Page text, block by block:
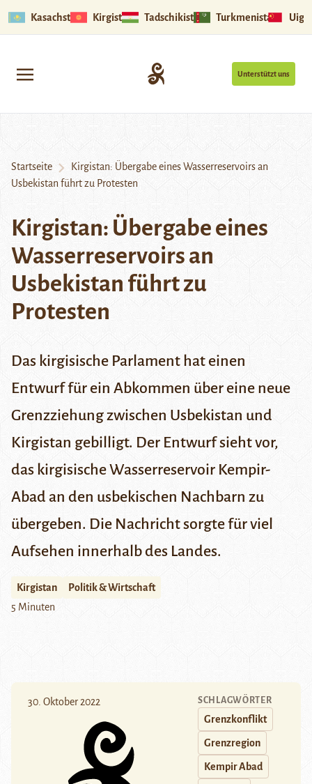
Kasachstan Kirgistan Tadschikistan Turkmenistan
Unterstützt uns
Startseite
Kirgistan: Übergabe eines Wasserreservoirs an
Usbekistan führt zu Protesten
Kirgistan: Übergabe eines
Wasserreservoirs an
Usbekistan führt zu
Protesten
Das kirgisische Parlament hat einen
Entwurf für ein Abkommen über eine neue
Grenzziehung zwischen Usbekistan und
Kirgistan gebilligt. Der Entwurf sieht vor,
das kirgisische Wasserreservoir Kempir-
Abad an den usbekischen Nachbarn zu
übergeben. Die Nachricht sorgte für viel
Aufsehen innerhalb des Landes.
Kirgistan
Politik & Wirtschaft
5 Minuten
30. Oktober 2022 SCHLAGWÖRTER
Grenzkonflikt
Grenzregion
Kempir Abad